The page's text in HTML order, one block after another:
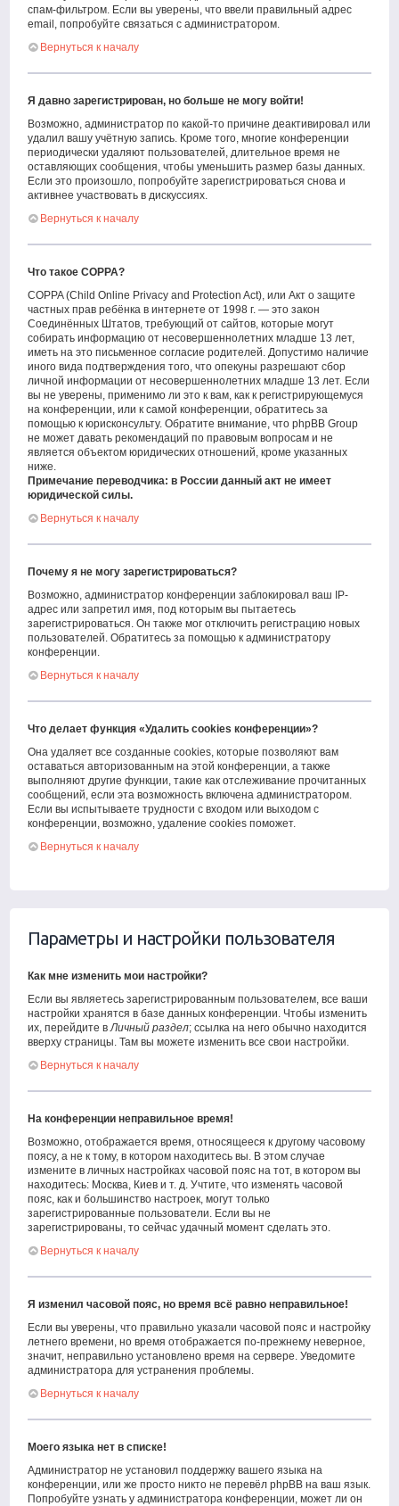
спам-фильтром. Если вы уверены, что ввели правильный адрес
email, попробуйте связаться с администратором.
Вернуться к началу
Я давно зарегистрирован, но больше не могу войти!
Возможно, администратор по какой-то причине деактивировал или
удалил вашу учётную запись. Кроме того, многие конференции
периодически удаляют пользователей, длительное время не
оставляющих сообщения, чтобы уменьшить размер базы данных.
Если это произошло, попробуйте зарегистрироваться снова и
активнее участвовать в дискуссиях.
Вернуться к началу
Что такое COPPA?
COPPA (Child Online Privacy and Protection Act), или Акт о защите
частных прав ребёнка в интернете от 1998 г. — это закон
Соединённых Штатов, требующий от сайтов, которые могут
собирать информацию от несовершеннолетних младше 13 лет,
иметь на это письменное согласие родителей. Допустимо наличие
иного вида подтверждения того, что опекуны разрешают сбор
личной информации от несовершеннолетних младше 13 лет. Если
вы не уверены, применимо ли это к вам, как к регистрирующемуся
на конференции, или к самой конференции, обратитесь за
помощью к юрисконсульту. Обратите внимание, что phpBB Group
не может давать рекомендаций по правовым вопросам и не
является объектом юридических отношений, кроме указанных
ниже.
Примечание переводчика: в России данный акт не имеет
юридической силы.
Вернуться к началу
Почему я не могу зарегистрироваться?
Возможно, администратор конференции заблокировал ваш IP-
адрес или запретил имя, под которым вы пытаетесь
зарегистрироваться. Он также мог отключить регистрацию новых
пользователей. Обратитесь за помощью к администратору
конференции.
Вернуться к началу
Что делает функция «Удалить cookies конференции»?
Она удаляет все созданные cookies, которые позволяют вам
оставаться авторизованным на этой конференции, а также
выполняют другие функции, такие как отслеживание прочитанных
сообщений, если эта возможность включена администратором.
Если вы испытываете трудности с входом или выходом с
конференции, возможно, удаление cookies поможет.
Вернуться к началу
Параметры и настройки пользователя
Как мне изменить мои настройки?
Если вы являетесь зарегистрированным пользователем, все ваши
настройки хранятся в базе данных конференции. Чтобы изменить
их, перейдите вЛичный раздел; ссылка на него обычно находится
вверху страницы. Там вы можете изменить все свои настройки.
Вернуться к началу
На конференции неправильное время!
Возможно, отображается время, относящееся к другому часовому
поясу, а не к тому, в котором находитесь вы. В этом случае
измените в личных настройках часовой пояс на тот, в котором вы
находитесь: Москва, Киев и т. д. Учтите, что изменять часовой
пояс, как и большинство настроек, могут только
зарегистрированные пользователи. Если вы не
зарегистрированы, то сейчас удачный момент сделать это.
Вернуться к началу
Я изменил часовой пояс, но время всё равно неправильное!
Если вы уверены, что правильно указали часовой пояс и настройку
летнего времени, но время отображается по-прежнему неверное,
значит, неправильно установлено время на сервере. Уведомите
администратора для устранения проблемы.
Вернуться к началу
Моего языка нет в списке!
Администратор не установил поддержку вашего языка на
конференции, или же просто никто не перевёл phpBB на ваш язык.
Попробуйте узнать у администратора конференции, может ли он